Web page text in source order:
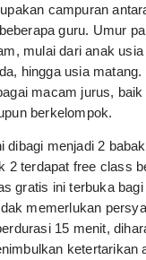
campuran
guru. Umur
mulai dari anak
hingga usia
macam jurus,
berkelompok.
dibagi menjadi 2
2 terdapat free class
gratis ini terbuka
memerlukan
15 menit,
ketertarikan